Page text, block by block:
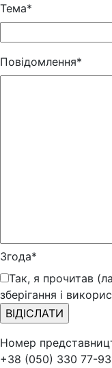
Тема*
Повідомлення*
Згода*
Так, я прочитав
зберігання і
Номер
+38 (050) 330 77-93